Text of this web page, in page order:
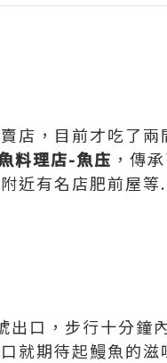
店，目前才吃了兩
料理店-魚庒 ，傳
近有名店肥前屋
口，步行十分鐘
就期待起鰻魚的滋